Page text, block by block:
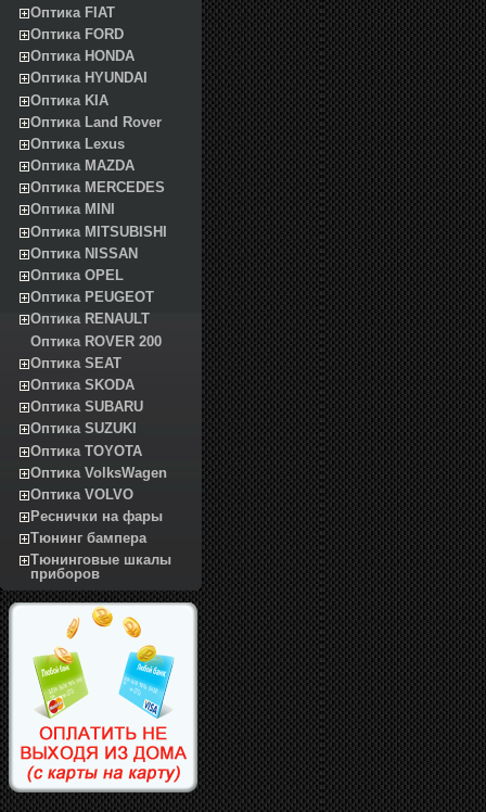
Оптика FIAT
Оптика FORD
Оптика HONDA
Оптика HYUNDAI
Оптика KIA
Оптика Land Rover
Оптика Lexus
Оптика MAZDA
Оптика MERCEDES
Оптика MINI
Оптика MITSUBISHI
Оптика NISSAN
Оптика OPEL
Оптика PEUGEOT
Оптика RENAULT
Оптика ROVER 200
Оптика SEAT
Оптика SKODA
Оптика SUBARU
Оптика SUZUKI
Оптика TOYOTA
Оптика VolksWagen
Оптика VOLVO
Реснички на фары
Тюнинг бампера
Тюнинговые шкалы
приборов